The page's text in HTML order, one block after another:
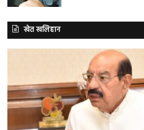
खेत खलिहान